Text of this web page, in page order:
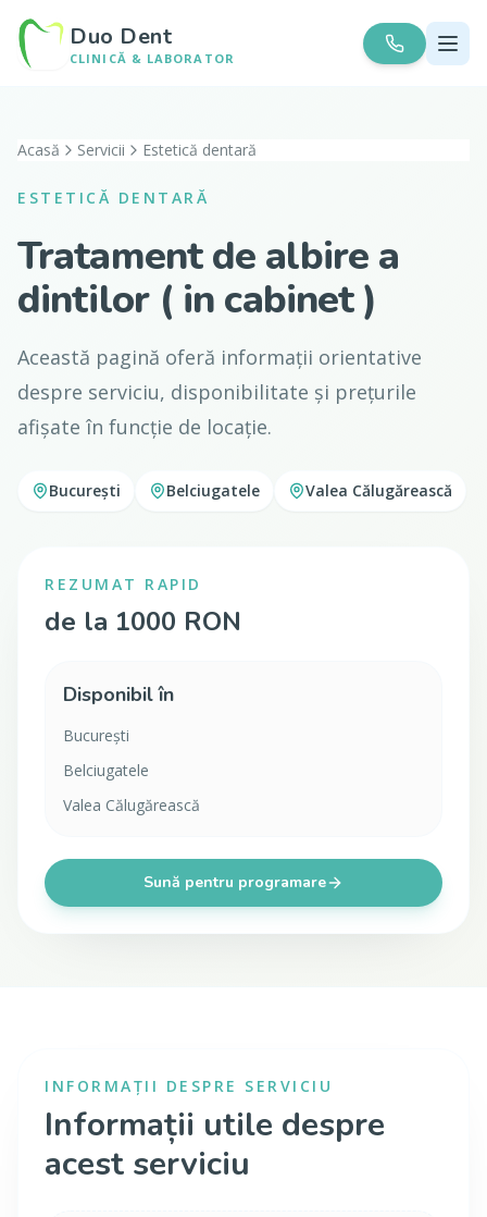
Duo Dent
CLINICĂ & LABORATOR
Acasă Servicii Estetică dentară
ESTETICĂ DENTARĂ
Tratament de albire a
dintilor ( in cabinet )
Această pagină oferă informații orientative
despre serviciu, disponibilitate și prețurile
afișate în funcție de locație.
București Belciugatele Valea Călugărească
REZUMAT RAPID
de la 1000 RON
Disponibil în
București
Belciugatele
Valea Călugărească
Sună pentru programare
INFORMAȚII DESPRE SERVICIU
Informații utile despre
acest serviciu